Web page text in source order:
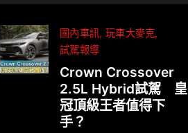
國內車訊 玩車大麥克
試駕報導
Crown Crossover
2.5L Hybrid試駕 皇
冠頂級王者值得下
手？